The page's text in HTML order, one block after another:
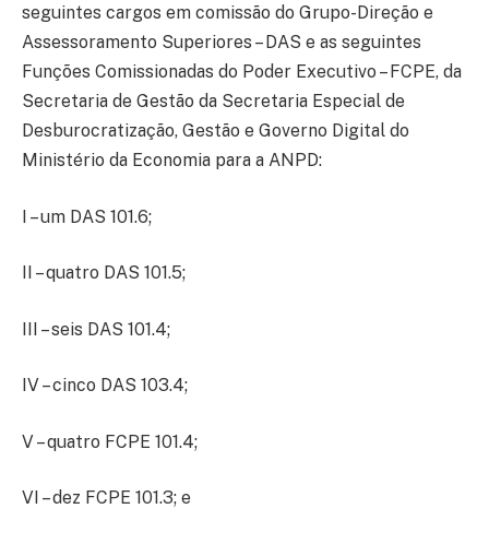
seguintes cargos em comissão do Grupo-Direção e
Assessoramento Superiores – DAS e as seguintes
Funções Comissionadas do Poder Executivo – FCPE, da
Secretaria de Gestão da Secretaria Especial de
Desburocratização, Gestão e Governo Digital do
Ministério da Economia para a ANPD:
I – um DAS 101.6;
II – quatro DAS 101.5;
III – seis DAS 101.4;
IV – cinco DAS 103.4;
V – quatro FCPE 101.4;
VI – dez FCPE 101.3; e